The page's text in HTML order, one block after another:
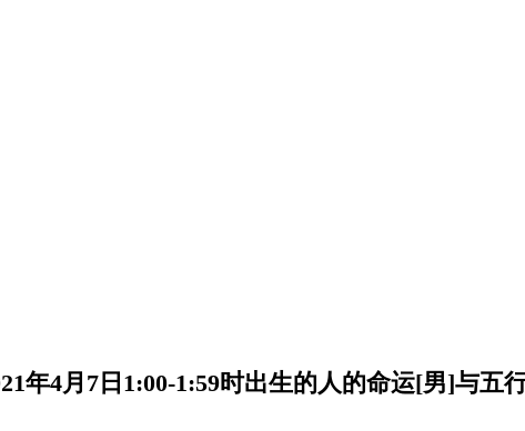
年4月7日1:00-1:59时出生的人的命运[男]与五